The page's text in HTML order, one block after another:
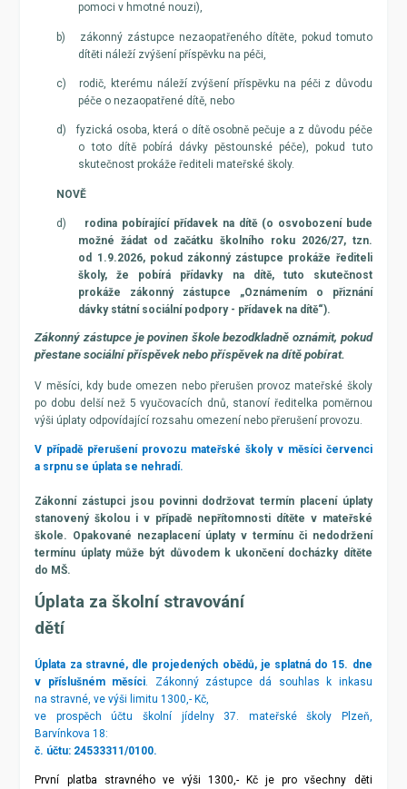
pomoci v hmotné nouzi),
b)
zákonný zástupce nezaopatřeného dítěte, pokud tomuto
dítěti náleží zvýšení příspěvku na péči,
c)
rodič, kterému náleží zvýšení příspěvku na péči z důvodu
péče o nezaopatřené dítě, nebo
d)
fyzická osoba, která o dítě osobně pečuje a z důvodu péče
o toto dítě pobírá dávky pěstounské péče), pokud tuto
skutečnost prokáže řediteli mateřské školy.
NOVĚ
d) rodina pobírající přídavek na dítě (o osvobození bude
možné žádat od začátku školního roku 2026/27, tzn.
od 1.9.2026, pokud zákonný zástupce prokáže řediteli
školy, že pobírá přídavky na dítě, tuto skutečnost
prokáže zákonný zástupce „Oznámením o přiznání
dávky státní sociální podpory - přídavek na dítě“).
Zákonný zástupce je povinen škole bezodkladně oznámit, pokud
přestane sociální příspěvek nebo příspěvek na dítě pobírat.
V měsíci, kdy bude omezen nebo přerušen provoz mateřské školy
po dobu delší než 5 vyučovacích dnů, stanoví ředitelka poměrnou
výši úplaty odpovídající rozsahu omezení nebo přerušení provozu.
V případě přerušení provozu mateřské školy v měsíci červenci
a srpnu se úplata se nehradí.
Zákonní zástupci jsou povinni dodržovat termín placení úplaty
stanovený školou i v případě nepřítomnosti dítěte v mateřské
škole. Opakované nezaplacení úplaty v termínu či nedodržení
termínu úplaty může být důvodem k ukončení docházky dítěte
do MŠ.
Úplata za školní stravování
dětí
Úplata za stravné, dle projedených obědů, je splatná do 15. dne
v příslušném měsíci . Zákonný zástupce dá souhlas k inkasu
na stravné, ve výši limitu 1300,- Kč,
ve prospěch účtu školní jídelny 37. mateřské školy Plzeň,
Barvínkova 18:
č. účtu: 24533311/0100.
První platba stravného ve výši 1300,- Kč je pro všechny děti